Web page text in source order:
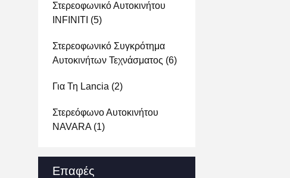
Στερεοφωνικό Αυτοκινήτου
INFINITI (5)
Στερεοφωνικό Συγκρότημα
Αυτοκινήτων Τεχνάσματος (6)
Για Τη Lancia (2)
Στερεόφωνο Αυτοκινήτου
NAVARA(1)
Επαφές